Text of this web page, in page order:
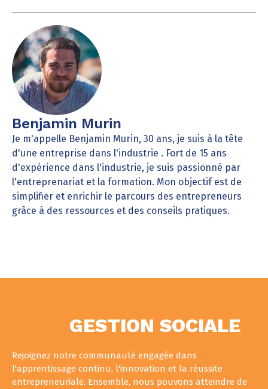
Benjamin Murin
Je m'appelle Benjamin Murin, 30 ans, je suis à la tête
d'une entreprise dans l'industrie . Fort de 15 ans
d'expérience dans l'industrie, je suis passionné par
l'entreprenariat et la formation. Mon objectif est de
simplifier et enrichir le parcours des entrepreneurs
grâce à des ressources et des conseils pratiques.
GESTION SOCIALE
Rejoignez notre communauté engagée dans
l'apprentissage continu, l'innovation et la réussite
entrepreneuriale. Ensemble, nous pouvons atteindre de